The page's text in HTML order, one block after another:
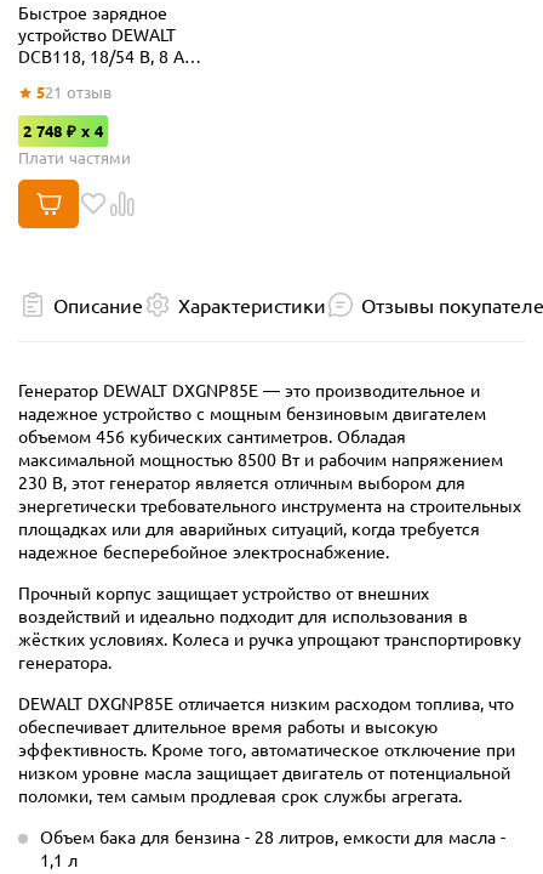
Быстрое зарядное
устройство DEWALT
DCB118, 18/54 В, 8 А
521 отзыв
2 748 ₽ x 4
Плати частями
Описание Характеристики Отзывы
Генератор DEWALT DXGNP85E — это производительное и
надежное устройство с мощным бензиновым двигателем
объемом 456 кубических сантиметров. Обладая
максимальной мощностью 8500 Вт и рабочим напряжением
230 В, этот генератор является отличным выбором для
энергетически требовательного инструмента на строительных
площадках или для аварийных ситуаций, когда требуется
надежное бесперебойное электроснабжение.
Прочный корпус защищает устройство от внешних
воздействий и идеально подходит для использования в
жёстких условиях. Колеса и ручка упрощают транспортировку
генератора.
DEWALT DXGNP85E отличается низким расходом топлива, что
обеспечивает длительное время работы и высокую
эффективность. Кроме того, автоматическое отключение при
низком уровне масла защищает двигатель от потенциальной
поломки, тем самым продлевая срок службы агрегата.
Объем бака для бензина - 28 литров, емкости для масла -
1,1 л